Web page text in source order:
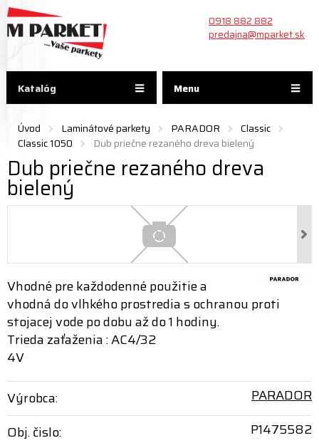
Menu
0918 882 882
predajna@mparket.sk
Úvod Laminátové parkety PARADOR
Classic
Classic 1050
Dub priečne rezaného dreva bielený
Dub priečne rezaného dreva
bielený
Vhodné pre každodenné použitie a
vhodná do vlhkého prostredia s ochranou proti
stojacej vode po dobu až do 1 hodiny.
Trieda zaťaženia : AC4/32
4V
Výrobca:
PARADOR
Obj. čislo:
P1475582
Katalóg